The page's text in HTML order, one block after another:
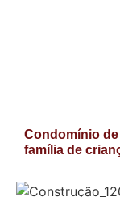
Condomínio
família de